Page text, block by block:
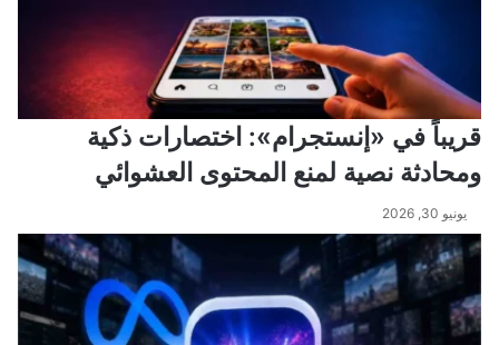
قريباً في «إنستجرام»: اختصارات ذكية
ومحادثة نصية لمنع المحتوى العشوائي
يونيو 30, 2026